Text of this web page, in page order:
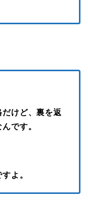
けど、裏を返
です。
よ。